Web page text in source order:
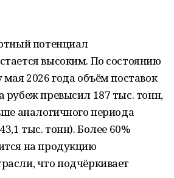
потенциал
высоким. По состоянию
2026 года объём поставок
рубеж превысил 187 тыс. тонн,
аналогичного периода
тыс. тонн). Более 60%
на продукцию
что подчёркивает